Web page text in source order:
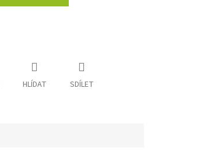
HLÍDAT SDÍLET